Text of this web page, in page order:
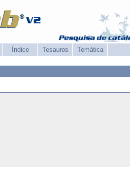
Índice Tesauros Temática